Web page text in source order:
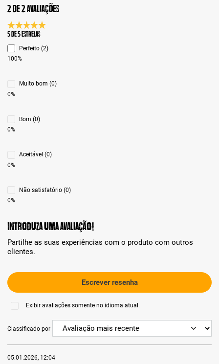
2 de 2 avaliações
Classificação média de 5 de 5 estrelas
5 de 5 Estrelas
Perfeito (2)
100%
Muito bom (0)
0%
Bom (0)
0%
Aceitável (0)
0%
Não satisfatório (0)
0%
Introduza uma avaliação!
Partilhe as suas experiências com o produto com outros
clientes.
Escrever resenha
Exibir avaliações somente no idioma atual.
Classificado por
05.01.2026, 12:04